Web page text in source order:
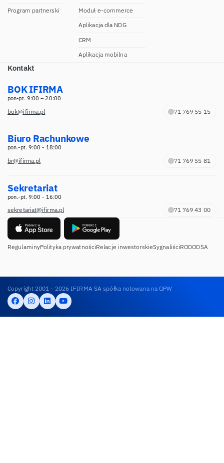
Program partnerski
Moduł e-commerce
Aplikacja dla NDG
CRM
Aplikacja mobilna
Kontakt
BOK IFIRMA
pon-pt. 9:00 – 20:00
bok@ifirma.pl 71 769 55 15
Biuro Rachunkowe
pon.-pt. 9:00 - 18:00
br@ifirma.pl 71 769 55 81
Sekretariat
pon.-pt. 9:00 - 16:00
sekretariat@ifirma.pl 71 769 43 00
RegulaminyPolityka prywatnościRelacje inwestorskieSygnaliściRODODSA
Copyright 2001 - 2026 IFIRMA SA spółka notowana na GPW